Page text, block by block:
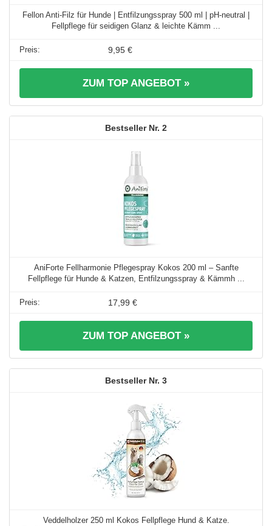
Fellon Anti-Filz für Hunde | Entfilzungsspray 500 ml | pH-neutral |
Fellpflege für seidigen Glanz & leichte Kämm ...
9,95 €
ZUM TOP ANGEBOT »
2
AniForte Fellharmonie Pflegespray Kokos 200 ml – Sanfte
Fellpflege für Hunde & Katzen, Entfilzungsspray & Kämmh ...
17,99 €
ZUM TOP ANGEBOT »
3
Veddelholzer 250 ml Kokos Fellpflege Hund & Katze.